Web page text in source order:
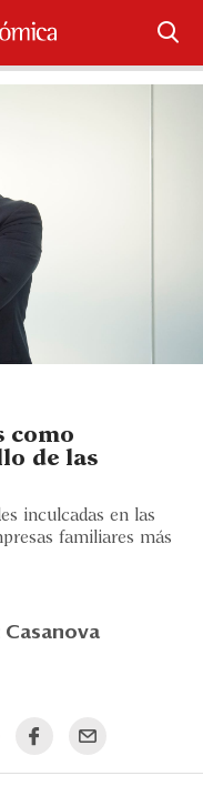
como
de las
inculcadas en las
familiares más
Casanova